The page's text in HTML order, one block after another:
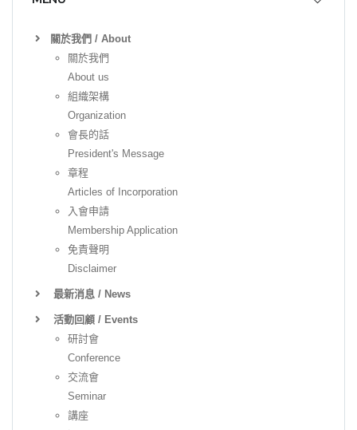
關於我們 / About
關於我們
About us
組織架構
Organization
會長的話
President's Message
章程
Articles of Incorporation
入會申請
Membership Application
免責聲明
Disclaimer
最新消息 / News
活動回顧 / Events
研討會
Conference
交流會
Seminar
講座